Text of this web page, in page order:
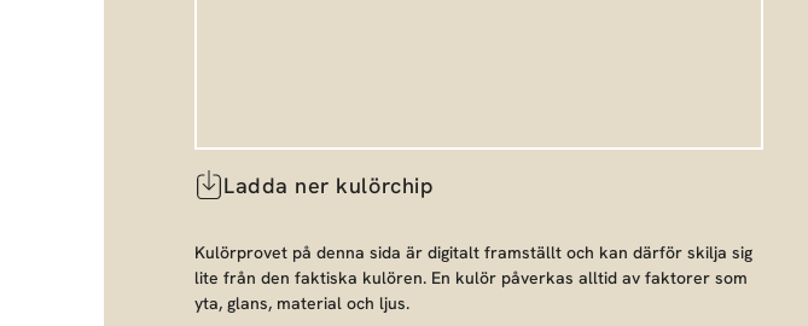
Ladda ner kulörchip
Kulörprovet på denna sida är digitalt framställt och kan därför skilja sig
lite från den faktiska kulören. En kulör påverkas alltid av faktorer som
yta, glans, material och ljus.